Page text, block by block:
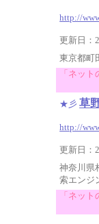
http://
更新日：
東京都町
「ネッ
★彡 草
http://
更新日：
神奈川県
索エンジ
「ネッ